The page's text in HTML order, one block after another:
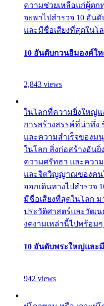
ความช่วยเหลือแก่ผู้ตก
จะพาไปสำรวจ 10 อัน
และมีชื่อเสียงที่สุดในโ
10 อันดับกวนอิมองค์ใ
2,843 views
ในโลกที่ความยิ่งใหญ่
การสร้างสรรค์ที่น่าทึ่ง
และความสำเร็จของ
ในโลก สิ่งก่อสร้างอันยิ่
ความศรัทธา และควา
และจิตวิญญาณของคน
ออกเดินทางไปสำรวจ
มีชื่อเสียงที่สุดในโลก
ประวัติศาสตร์และวัฒน
งดงามเหล่านี้ไปพร้อม
10 อันดับพระใหญ่และ
942 views